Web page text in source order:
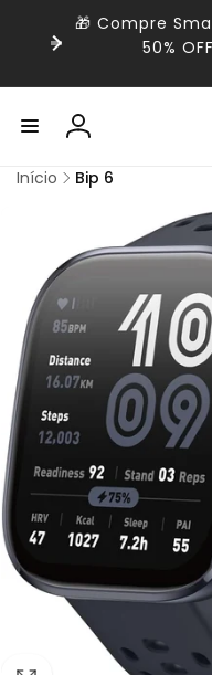
🎁 Compre
50%
Fazer
login
Início Bip 6